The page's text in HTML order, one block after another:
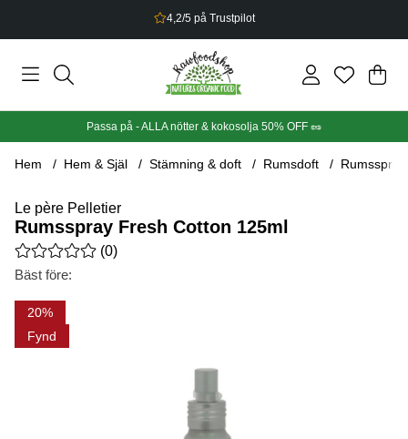
Bonus på allt du handlar
Din
.
Passa på - ALLA nötter & kokosolja 50% OFF 🥜
Hem Hem & Själ Stämning & doft Rumsdoft
Le père Pelletier
Rumsspray Fresh Cotton 125ml
Medelbetyg 0 av 5 Antal betyg 0
(0)
Bäst före:
20
Fynd
Produktbilder Rumsspray Fresh Cotton 125ml